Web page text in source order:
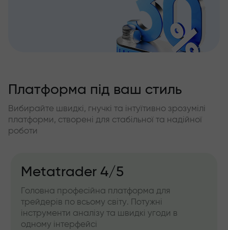
Платформа під ваш стиль
Вибирайте швидкі, гнучкі та інтуїтивно зрозумілі
платформи, створені для стабільної та надійної
роботи
Metatrader 4/5
Головна професійна платформа для
трейдерів по всьому світу. Потужні
інструменти аналізу та швидкі угоди в
одному інтерфейсі